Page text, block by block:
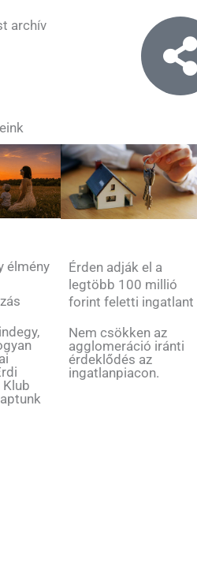
archív
élmény
Érden adják el a
legtöbb 100 millió
forint feletti ingatlant
Nem csökken az
agglomeráció iránti
érdeklődés az
ingatlanpiacon.